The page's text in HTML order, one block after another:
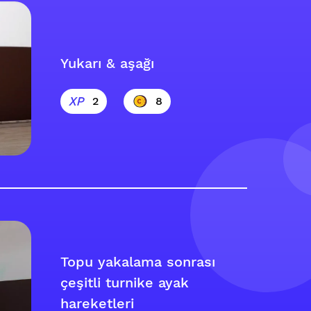
Yukarı & aşağı
2 8
Topu yakalama sonrası
çeşitli turnike ayak
hareketleri